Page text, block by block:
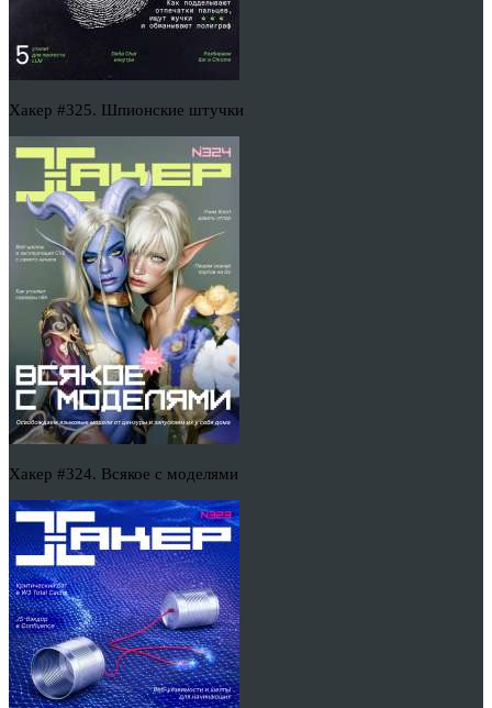
Хакер #325. Шпионские штучки
Хакер #324. Всякое с моделями